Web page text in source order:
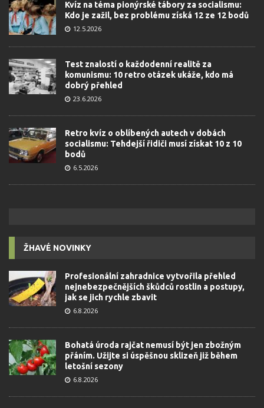
Kvíz na téma pionýrské tábory za socialismu:
Kdo je zažil, bez problému získá 12 ze 12 bodů
12.5.2026
Test znalostí o každodenní realitě za
komunismu: 10 retro otázek ukáže, kdo má
dobrý přehled
23.6.2026
Retro kvíz o oblíbených autech v dobách
socialismu: Tehdejší řidiči musí získat 10 z 10
bodů
6.5.2026
ŽHAVÉ NOVINKY
Profesionální zahradnice vytvořila přehled
nejnebezpečnějších škůdců rostlin a postupy,
jak se jich rychle zbavit
6.8.2026
Bohatá úroda rajčat nemusí být jen zbožným
přáním. Užijte si úspěšnou sklizeň již během
letošní sezony
6.8.2026